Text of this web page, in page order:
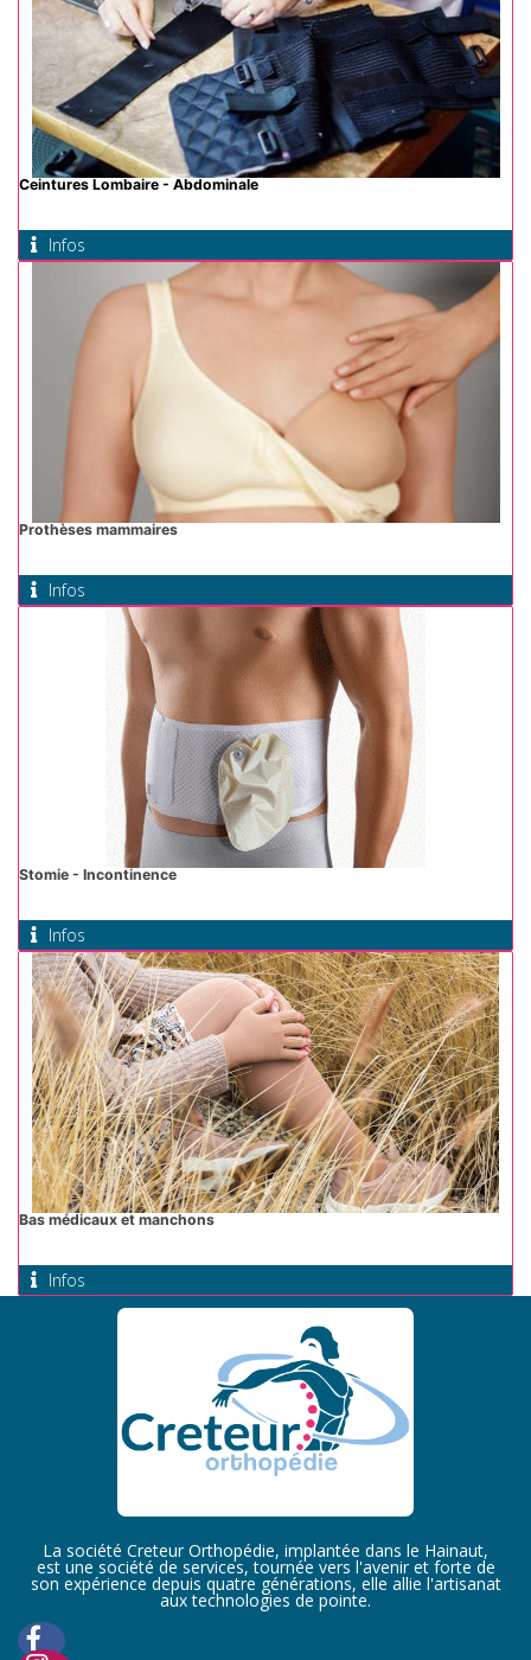
Ceintures Lombaire - Abdominale
Infos
Prothèses mammaires
Infos
Stomie - Incontinence
Infos
Bas médicaux et manchons
Infos
La société Creteur Orthopédie, implantée dans le Hainaut,
est une société de services, tournée vers l'avenir et forte de
son expérience depuis quatre générations, elle allie l'artisanat
aux technologies de pointe.